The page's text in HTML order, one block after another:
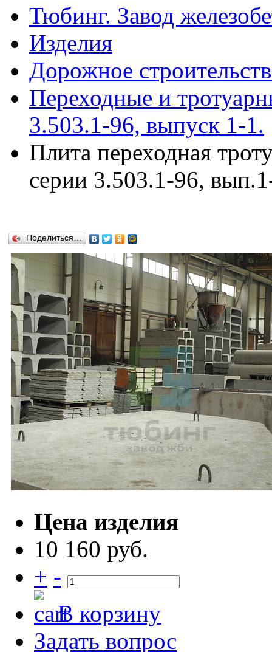
Тюбинг. Завод
Изделия
Дорожное
Переходные и
3.503.1-96, выпуск 1-1.
Плита переходная
серии 3.503.1-96,
Поделиться…
Цена изделия
10 160 руб.
+ -
В корзину
Задать вопрос